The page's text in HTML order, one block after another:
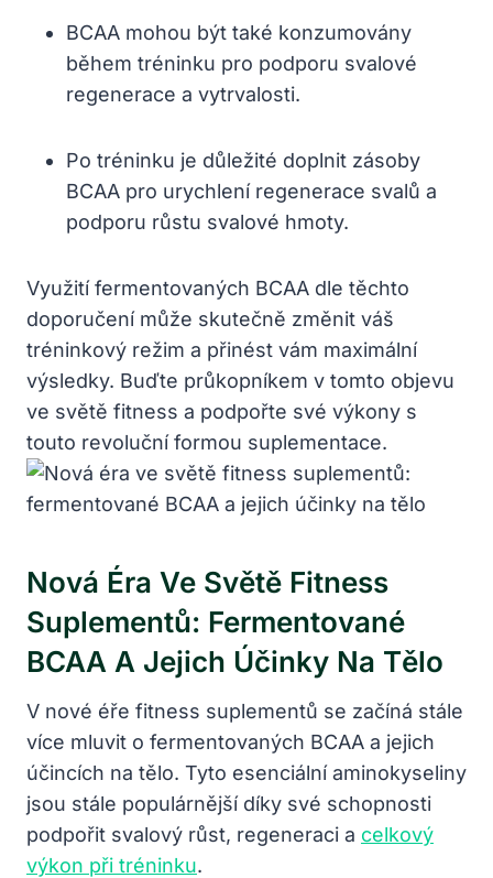
BCAA mohou být také konzumovány
během tréninku pro podporu svalové
regenerace a vytrvalosti.
Po tréninku je důležité doplnit zásoby
BCAA pro urychlení regenerace svalů a
podporu růstu svalové hmoty.
Využití fermentovaných BCAA dle těchto
doporučení může skutečně změnit váš
tréninkový režim a přinést vám maximální
výsledky. Buďte průkopníkem v tomto objevu
ve světě fitness a podpořte své výkony s
touto revoluční formou suplementace.
Nová Éra Ve Světě Fitness
Suplementů: Fermentované
BCAA A Jejich Účinky Na Tělo
V nové éře fitness suplementů se začíná stále
více mluvit o fermentovaných BCAA a jejich
účincích na tělo. Tyto esenciální aminokyseliny
jsou stále populárnější díky své schopnosti
podpořit svalový růst, regeneraci a celkový
výkon při tréninku.